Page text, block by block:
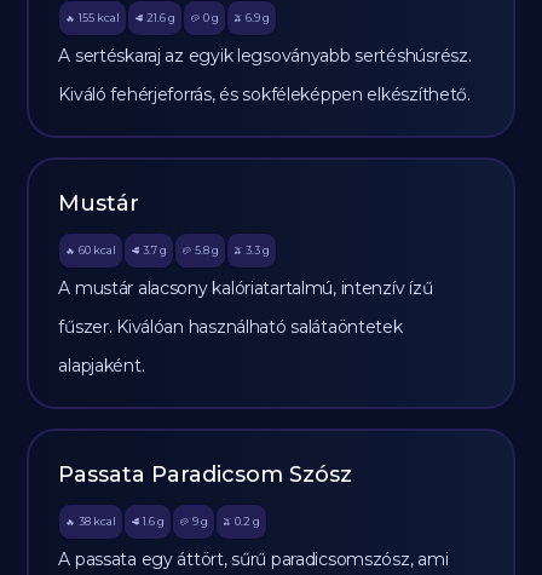
🔥 155 kcal 🥩 21.6 g 🥔 0g 🫒 6.9 g
A sertéskaraj az egyik legsoványabb sertéshúsrész.
Kiváló fehérjeforrás, és sokféleképpen elkészíthető.
Mustár
🔥 60 kcal 🥩 3.7 g 🥔 5.8g 🫒 3.3 g
A mustár alacsony kalóriatartalmú, intenzív ízű
fűszer. Kiválóan használható salátaöntetek
alapjaként.
Passata Paradicsom Szósz
🔥 38 kcal 🥩 1.6 g 🥔 9g 🫒 0.2 g
A passata egy áttört, sűrű paradicsomszósz, ami